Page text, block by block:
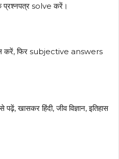
प्रश्नपत्र solve करें।
करें, फिर subjective answers
पढ़ें, खासकर हिंदी, जीव विज्ञान, इतिहास